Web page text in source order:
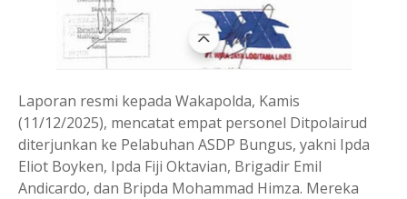
Laporan resmi kepada Wakapolda, Kamis
(11/12/2025), mencatat empat personel Ditpolairud
diterjunkan ke Pelabuhan ASDP Bungus, yakni Ipda
Eliot Boyken, Ipda Fiji Oktavian, Brigadir Emil
Andicardo, dan Bripda Mohammad Himza. Mereka